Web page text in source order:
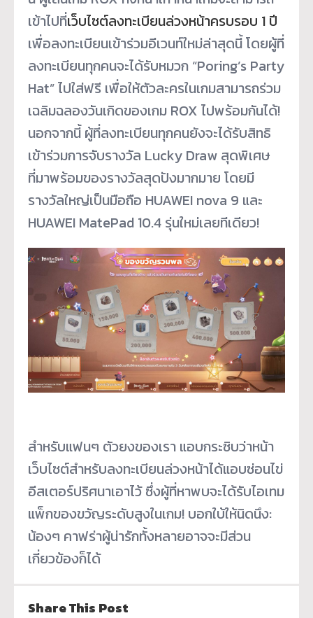
เข้าไปที่เว็บไซต์ลงทะเบียนล่วงหน้าครบรอบ 1 ปี
เพื่อลงทะเบียนเข้าร่วมอีเวนท์ใหม่ล่าสุดนี้ โดยผู้ที่
ลงทะเบียนทุกคนจะได้รับหมวก “Poring’s Party
Hat” ไปใส่ฟรี เพื่อให้ตัวละครในเกมสามารถร่วม
เฉลิมฉลองวันเกิดของเกม ROX ไปพร้อมกันได้!
นอกจากนี้ ผู้ที่ลงทะเบียนทุกคนยังจะได้รับสิทธิ
เข้าร่วมการจับรางวัล Lucky Draw สุดพิเศษ
ที่มาพร้อมของรางวัลสุดปังมากมาย โดยมี
รางวัลใหญ่เป็นมือถือ HUAWEI nova 9 และ
HUAWEI MatePad 10.4 รุ่นใหม่เลยทีเดียว!
สำหรับแฟนๆ ตัวยงของเรา แอบกระซิบว่าหน้า
เว็บไซต์สำหรับลงทะเบียนล่วงหน้าได้แอบซ่อนไข่
อีสเตอร์ปริศนาเอาไว้ ซึ่งผู้ที่หาพบจะได้รับไอเทม
แพ็กของขวัญระดับสูงในเกม! บอกใบ้ให้นิดนึง:
น้องๆ คาฟร่าผู้น่ารักทั้งหลายอาจจะมีส่วน
เกี่ยวข้องก็ได้
Share This Post